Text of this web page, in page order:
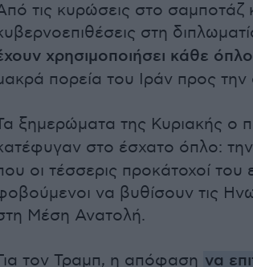
τις κυρώσεις στο σαμποτάζ
στη
χρησιμοποιήσει κάθε όπλο
πορεία του Ιράν προς
ξημερώματα της Κυριακής ο
στο έσχατο όπλο: την
οι τέσσερις προκάτοχοί του
να βυθίσουν τις
Μέση Ανατολή.
τον Τραμπ, η απόφαση να